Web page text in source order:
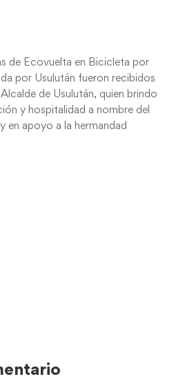
de Ecovuelta en Bicicleta por
por Usulután fueron recibidos
de Usulután, quien brindo
y hospitalidad a nombre del
en apoyo a la hermandad